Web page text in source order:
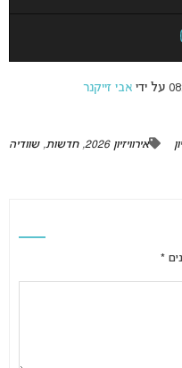
אבי זייקנר
אירוויזיון 2026 ,חדשות,שוודיה
*